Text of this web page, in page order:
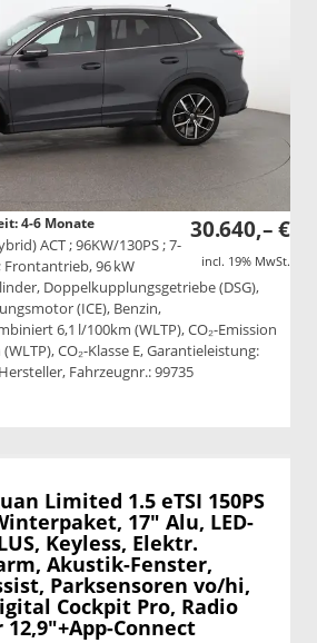
30.640,– €
incl. 19% MwSt.
4-6 Monate
ACT ; 96KW/130PS ; 7-
Frontantrieb, 96 kW
Doppelkupplungsgetriebe (DSG),
(ICE), Benzin,
6,1 l/100km (WLTP), CO₂-Emission
CO₂-Klasse E, Garantieleistung:
Fahrzeugnr.: 99735
drucken
Limited 1.5 eTSI 150PS
17" Alu, LED-
Keyless, Elektr.
Akustik-Fenster,
Parksensoren vo/hi,
Cockpit Pro, Radio
12,9"+App-Connect